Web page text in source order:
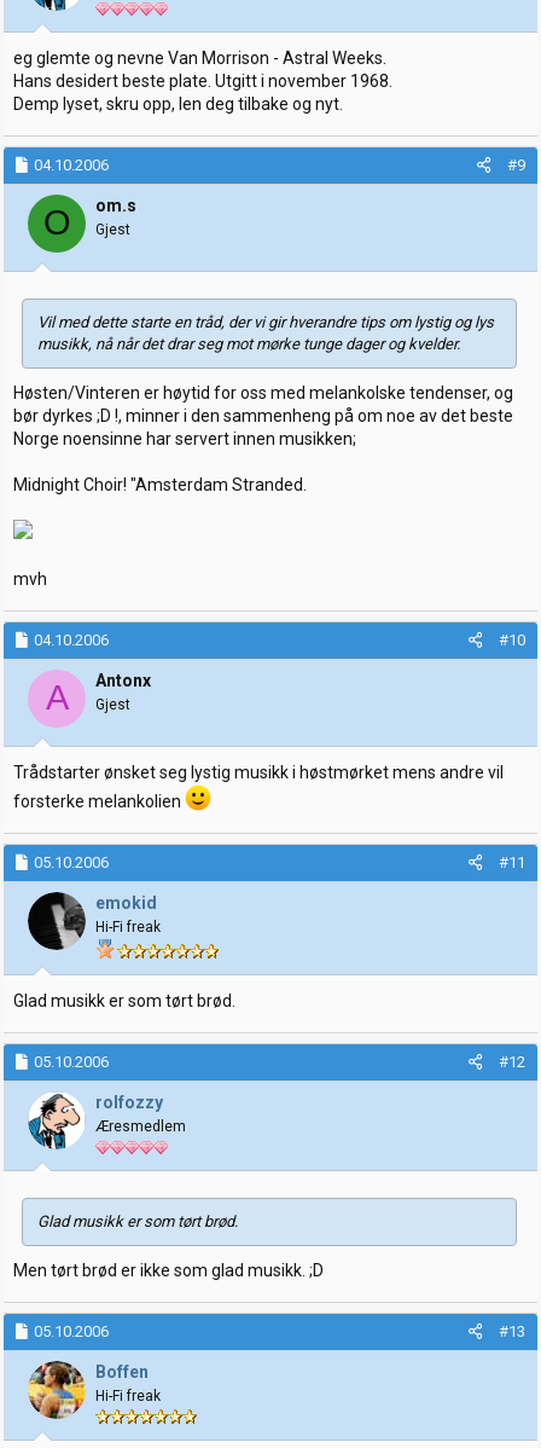
eg glemte og nevne Van Morrison - Astral Weeks.
Hans desidert beste plate. Utgitt i november 1968.
Demp lyset, skru opp, len deg tilbake og nyt.
04.10.2006 #9
O om.s
Gjest
Vil med dette starte en tråd, der vi gir hverandre tips om lystig og lys
musikk, nå når det drar seg mot mørke tunge dager og kvelder.
Høsten/Vinteren er høytid for oss med melankolske tendenser, og
bør dyrkes ;D !, minner i den sammenheng på om noe av det beste
Norge noensinne har servert innen musikken;
Midnight Choir! "Amsterdam Stranded.
mvh
04.10.2006 #10
A Antonx
Gjest
Trådstarter ønsket seg lystig musikk i høstmørket mens andre vil
forsterke melankolien
05.10.2006 #11
emokid
Hi-Fi freak
Glad musikk er som tørt brød.
05.10.2006 #12
rolfozzy
Æresmedlem
Glad musikk er som tørt brød.
Men tørt brød er ikke som glad musikk. ;D
05.10.2006 #13
Boffen
Hi-Fi freak